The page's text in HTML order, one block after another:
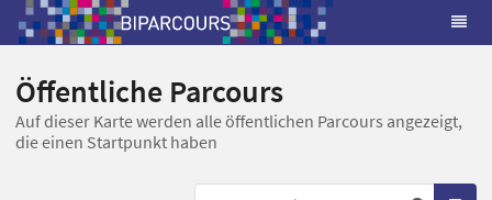
Öffentliche Parcours
Auf dieser Karte werden alle öffentlichen Parcours angezeigt,
die einen Startpunkt haben